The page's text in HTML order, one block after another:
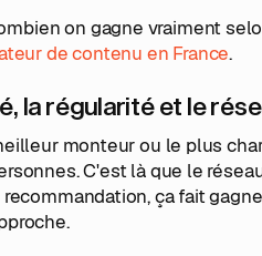
on gagne vraiment
de contenu en France.
la régularité et le
monteur ou le plus
C'est là que le
ça fait